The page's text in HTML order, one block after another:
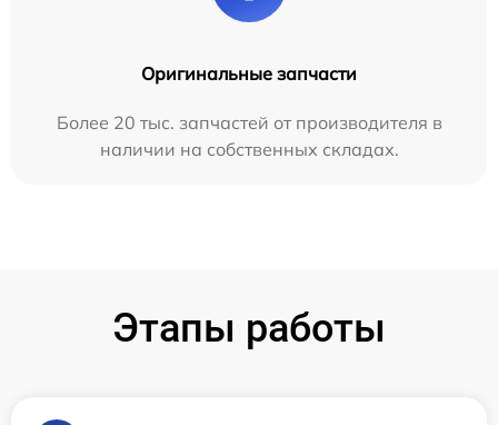
Оригинальные запчасти
Более 20 тыс. запчастей от производителя в
наличии на собственных складах.
Этапы работы